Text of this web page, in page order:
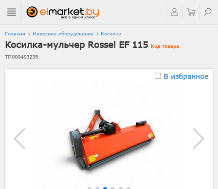
Главная Навесное оборудование Косилки
Косилка-мульчер Rossel EF 115 Код товара
ТП000463239
В избранное